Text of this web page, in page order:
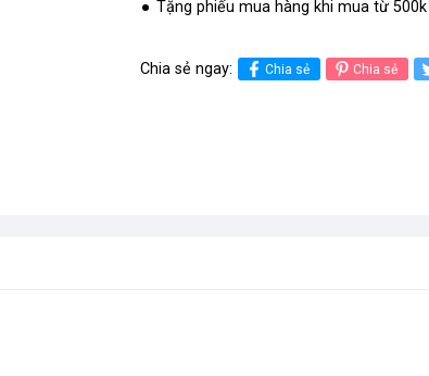
Tặng phiếu mua hàng khi mua từ 500k
Chia sẻ ngay: Chia sẻ Chia sẻ